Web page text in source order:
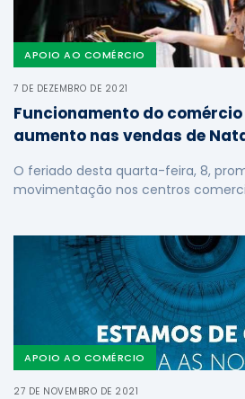
APOIO AO COMÉRCIO
7 DE DEZEMBRO DE 2021
Funcionamento do
aumento nas vendas de
O feriado desta quarta-feira, 8,
movimentação nos centros
APOIO AO COMÉRCIO
27 DE NOVEMBRO DE 2021